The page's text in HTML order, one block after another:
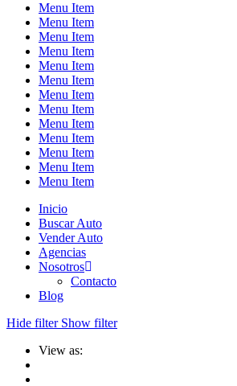
Menu Item
Menu Item
Menu Item
Menu Item
Menu Item
Menu Item
Menu Item
Menu Item
Menu Item
Menu Item
Menu Item
Menu Item
Menu Item
Inicio
Buscar Auto
Vender Auto
Agencias
Nosotros
Contacto
Blog
Hide filter Show filter
View as: